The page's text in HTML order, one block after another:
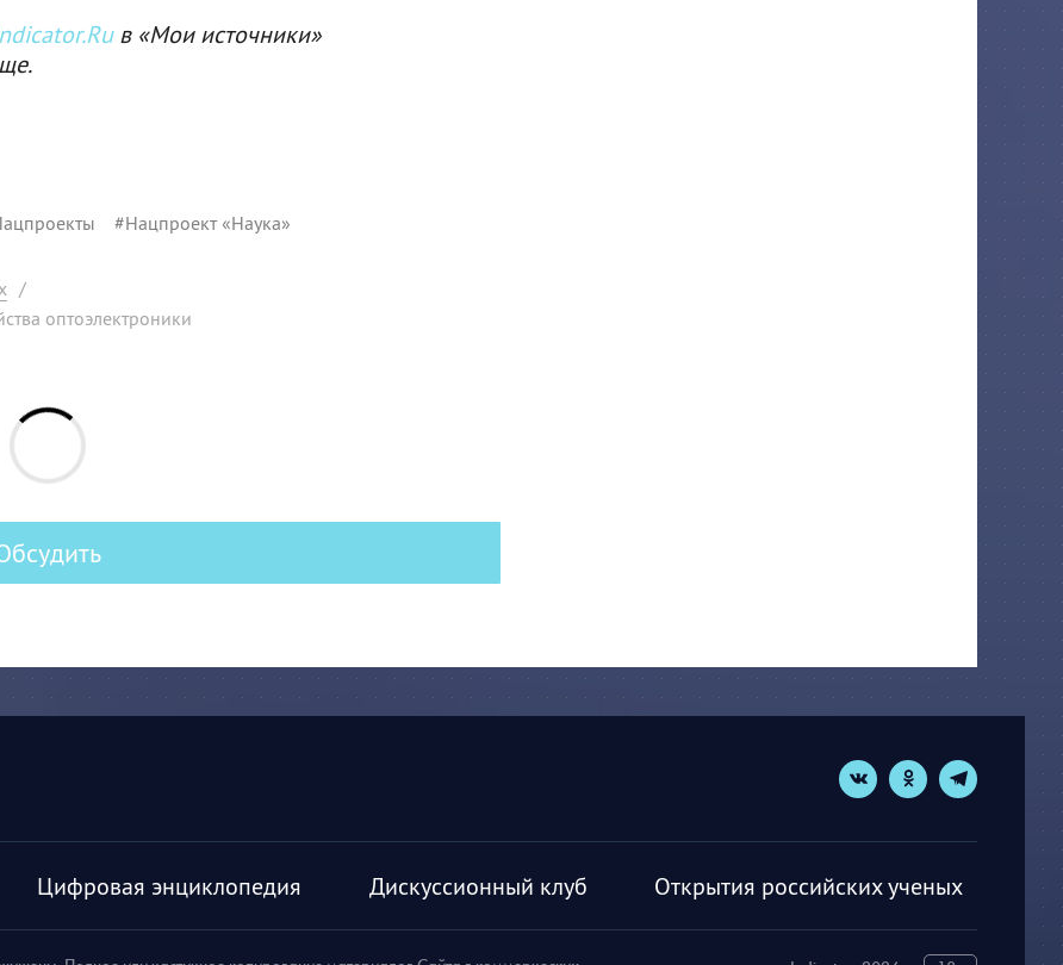
в «Мои источники»
#Нацпроект «Наука»
/
оптоэлектроники
Цифровая энциклопедия Дискуссионный клуб Открытия российских ученых